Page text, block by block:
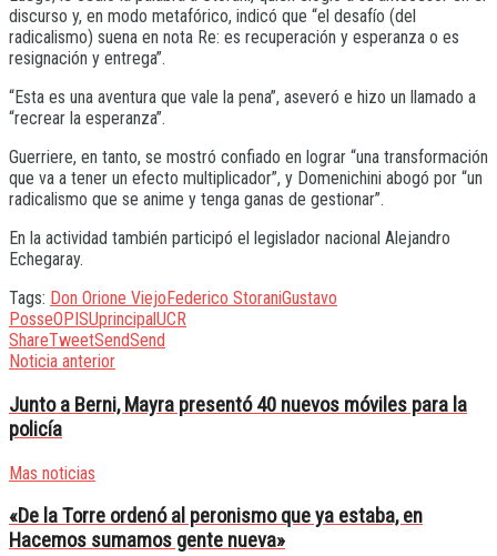
discurso y, en modo metafórico, indicó que “el desafío (del
radicalismo) suena en nota Re: es recuperación y esperanza o es
resignación y entrega”.
“Esta es una aventura que vale la pena”, aseveró e hizo un llamado a
“recrear la esperanza”.
Guerriere, en tanto, se mostró confiado en lograr “una transformación
que va a tener un efecto multiplicador”, y Domenichini abogó por “un
radicalismo que se anime y tenga ganas de gestionar”.
En la actividad también participó el legislador nacional Alejandro
Echegaray.
Tags: Don Orione Viejo Federico StoraniGustavo
PosseOPISUprincipalUCR
ShareTweetSendSend
Noticia anterior
Junto a Berni, Mayra presentó 40 nuevos móviles para la
policía
Mas noticias
«De la Torre ordenó al peronismo que ya estaba, en
Hacemos sumamos gente nueva»